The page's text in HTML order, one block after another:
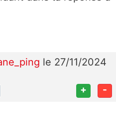
le 27/11/2024
+ -